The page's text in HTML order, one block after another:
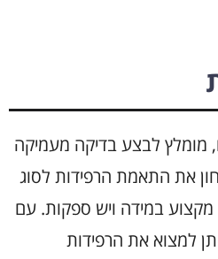
לבצע בדיקה מעמיקה
את התאמת הרפידות לסוג
במידה ויש ספקות. עם
למצוא את הרפידות